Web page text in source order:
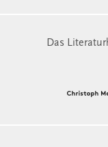
Das